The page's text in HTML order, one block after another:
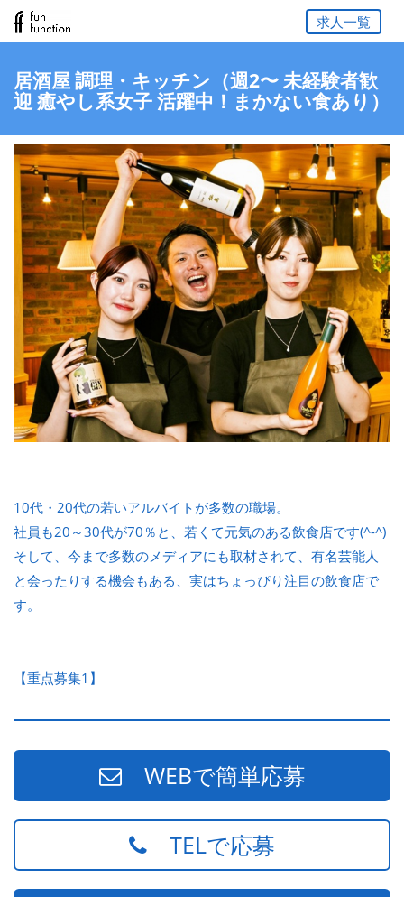
求人一覧
居酒屋 調理・キッチン（週2〜 未経験者歓
迎 癒やし系女子 活躍中！まかない食あり）
10代・20代の若いアルバイトが多数の職場。
社員も20～30代が70％と、若くて元気のある飲食店です(^-^)
そして、今まで多数のメディアにも取材されて、有名芸能人
と会ったりする機会もある、実はちょっぴり注目の飲食店で
す。
【重点募集1】
WEBで簡単応募
TELで応募